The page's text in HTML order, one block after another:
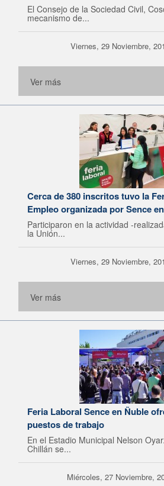
El Consejo de la Sociedad Civil,
mecanismo de...
Viernes, 29 Noviembre,
Ver más
Cerca de 380 inscritos tuvo la
Empleo organizada por Sence
Participaron en la actividad -
la Unión...
Viernes, 29 Noviembre,
Ver más
Feria Laboral Sence en Ñuble
puestos de trabajo
En el Estadio Municipal Nelson
Chillán se...
Miércoles, 27 Noviembre,